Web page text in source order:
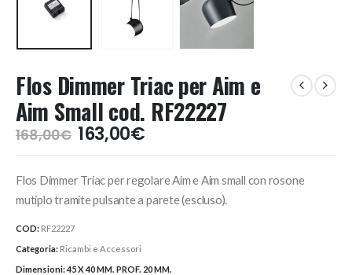
Flos Dimmer Triac per Aim e
Aim Small cod. RF22227
168,00€ Il
prezzo
era:
168,00€.
163,00€Il
prezzo
è:
163,00€.
Flos Dimmer Triac per regolare Aim e Aim small con rosone
mutiplo tramite pulsante a parete (escluso).
COD: RF22227
Categoria: Ricambi e Accessori
Dimensioni:45 X 40 MM. PROF. 20 MM.